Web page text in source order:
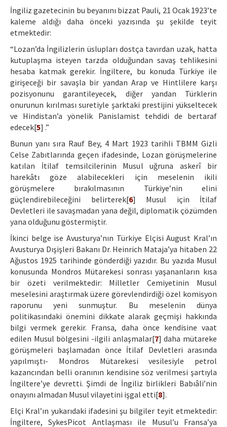
İngiliz gazetecinin bu beyanını bizzat Pauli, 21 Ocak 1923’te
kaleme aldığı daha önceki yazısında şu şekilde teyit
etmektedir:
“Lozan’da İngilizlerin üslupları dostça tavırdan uzak, hatta
kutuplaşma isteyen tarzda olduğundan savaş tehlikesini
hesaba katmak gerekir. İngiltere, bu konuda Türkiye ile
girişeceği bir savaşla bir yandan Arap ve Hintlilere karşı
pozisyonunu garantileyecek, diğer yandan Türklerin
onurunun kırılması suretiyle şarktaki prestijini yükseltecek
ve Hindistan’a yönelik Panislamist tehdidi de bertaraf
edecek[5] .”
Bunun yanı sıra Rauf Bey, 4 Mart 1923 tarihli TBMM Gizli
Celse Zabıtlarında geçen ifadesinde, Lozan görüşmelerine
katılan İtilaf temsilcilerinin Musul uğruna askerî bir
harekâtı göze alabilecekleri için meselenin ikili
görüşmelere bırakılmasının Türkiye’nin elini
güçlendirebileceğini belirterek[6] Musul için İtilaf
Devletleri ile savaşmadan yana değil, diplomatik çözümden
yana olduğunu göstermiştir.
İkinci belge ise Avusturya’nın Türkiye Elçisi August Kral’ın
Avusturya Dışişleri Bakanı Dr. Heinrich Mataja’ya hitaben 22
Ağustos 1925 tarihinde gönderdiği yazıdır. Bu yazıda Musul
konusunda Mondros Mütarekesi sonrası yaşananların kısa
bir özeti verilmektedir: Milletler Cemiyetinin Musul
meselesini araştırmak üzere görevlendirdiği özel komisyon
raporunu yeni sunmuştur. Bu meselenin dünya
politikasındaki önemini dikkate alarak geçmişi hakkında
bilgi vermek gerekir. Fransa, daha önce kendisine vaat
edilen Musul bölgesini -ilgili anlaşmalar[7] daha mütareke
görüşmeleri başlamadan önce İtilaf Devletleri arasında
yapılmıştı- Mondros Mütarekesi vesilesiyle petrol
kazancından belli oranının kendisine söz verilmesi şartıyla
İngiltere’ye devretti. Şimdi de İngiliz birlikleri Babıâli’nin
onayını almadan Musul vilayetini işgal etti[8].
Elçi Kral’ın yukarıdaki ifadesini şu bilgiler teyit etmektedir:
İngiltere, SykesPicot Antlaşması ile Musul’u Fransa’ya